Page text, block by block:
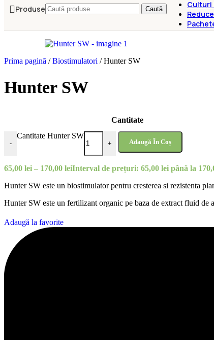
Produse Caută
Culturi
Prima pagină / Biostimulatori / Hunter SW
Hunter SW
Cantitate
-
Cantitate Hunter SW
+ Adaugă În Coș
65,00 lei – 170,00 leiInterval de prețuri: 65,00 lei până la
Hunter SW este un biostimulator pentru cresterea si rezistenta
Hunter SW este un fertilizant organic pe baza de extract fluid de
Adaugă la favorite